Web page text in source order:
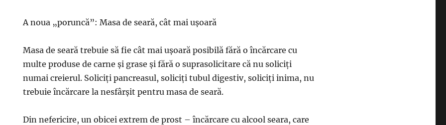
A noua „poruncă”: Masa de seară, cât mai uşoară
Masa de seară trebuie să fie cât mai uşoară posibilă fără o încărcare cu
multe produse de carne şi grase şi fără o suprasolicitare că nu soliciţi
numai creierul. Soliciţi pancreasul, soliciţi tubul digestiv, soliciţi inima, nu
trebuie încărcare la nesfârşit pentru masa de seară.
Din nefericire, un obicei extrem de prost – încărcare cu alcool seara, care